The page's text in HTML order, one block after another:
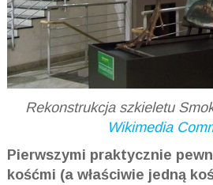
Rekonstrukcja szkieletu
Wikimedia
Pierwszymi praktycznie
kośćmi (a właściwie jedną